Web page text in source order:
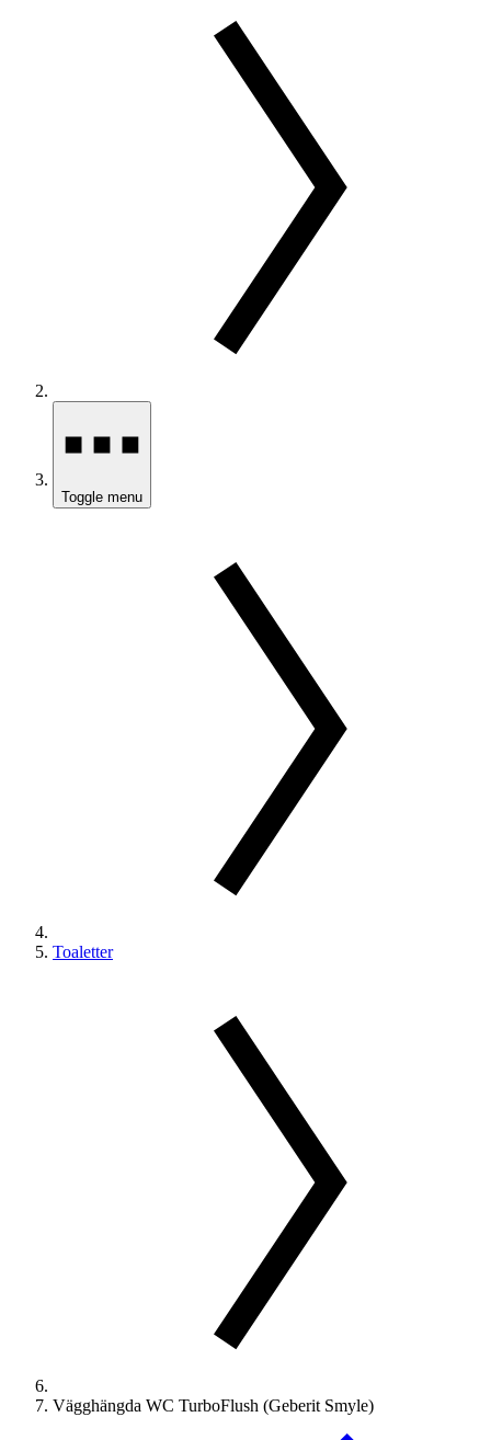
Toggle menu
Toaletter
Vägghängda WC TurboFlush (Geberit Smyle)